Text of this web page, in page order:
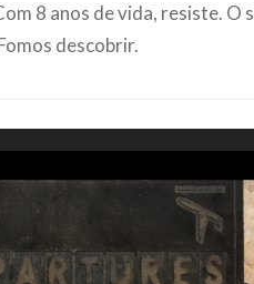
8 anos de vida, resiste. O
descobrir.